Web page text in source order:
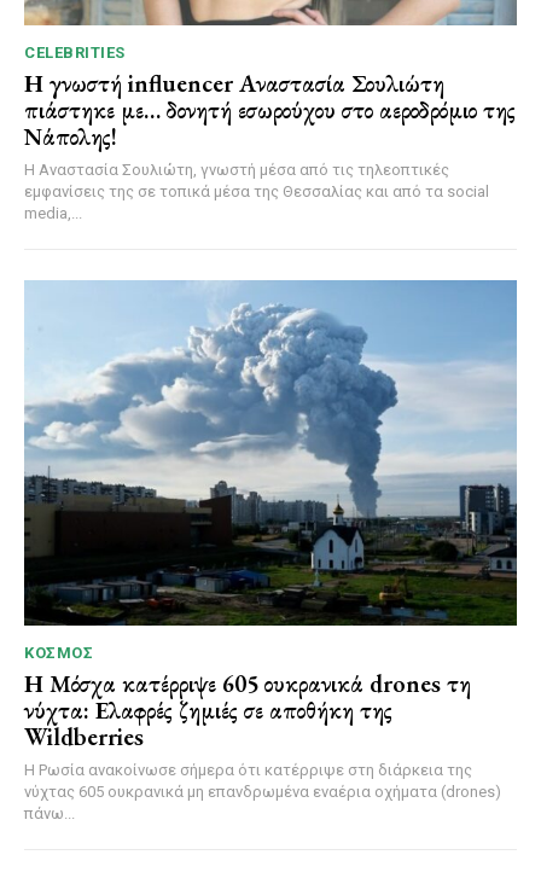
CELEBRITIES
Η γνωστή influencer Αναστασία Σουλιώτη
πιάστηκε με… δονητή εσωρούχου στο αεροδρόμιο της
Νάπολης!
Η Αναστασία Σουλιώτη, γνωστή μέσα από τις τηλεοπτικές
εμφανίσεις της σε τοπικά μέσα της Θεσσαλίας και από τα social
media,...
ΚΌΣΜΟΣ
Η Μόσχα κατέρριψε 605 ουκρανικά drones τη
νύχτα: Ελαφρές ζημιές σε αποθήκη της
Wildberries
Η Ρωσία ανακοίνωσε σήμερα ότι κατέρριψε στη διάρκεια της
νύχτας 605 ουκρανικά μη επανδρωμένα εναέρια οχήματα (drones)
πάνω...